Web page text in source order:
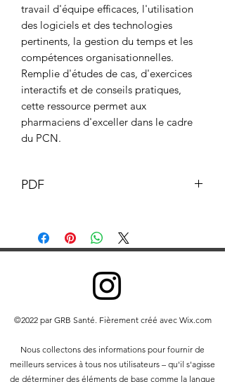
travail d'équipe efficaces, l'utilisation
des logiciels et des technologies
pertinents, la gestion du temps et les
compétences organisationnelles.
Remplie d'études de cas, d'exercices
interactifs et de conseils pratiques,
cette ressource permet aux
pharmaciens d'exceller dans le cadre
du PCN.
PDF
propriété du pharmacien GB © GB
Pharmacy 2023. Tous droits réservés.
de tout ou partie du contenu sous
quelque forme que ce soit est interdite,
vous pouvez imprimer ou
des extraits pour votre usage
personnel et non commercial
©2022 par GRB Santé. Fièrement créé avec Wix.com
Nous collectons des informations pour fournir de
meilleurs services à tous nos utilisateurs – qu'il s'agisse
de déterminer des éléments de base comme la langue